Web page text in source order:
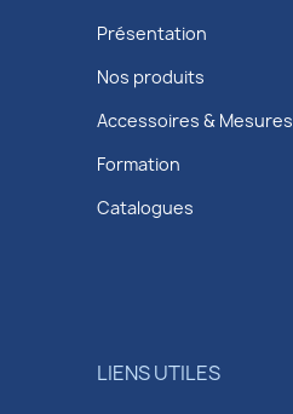
Présentation
Nos produits
Accessoires & Mesures
Formation
Catalogues
LIENS UTILES